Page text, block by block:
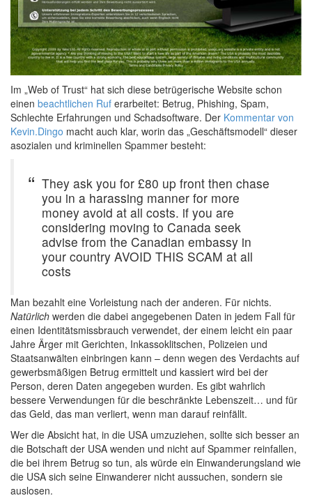
Im „Web of Trust“ hat sich diese betrügerische Website schon
einen beachtlichen Ruf erarbeitet: Betrug, Phishing, Spam,
Schlechte Erfahrungen und Schadsoftware. Der Kommentar von
Kevin.Dingo macht auch klar, worin das „Geschäftsmodell“ dieser
asozialen und kriminellen Spammer besteht:
They ask you for £80 up front then chase
you in a harassing manner for more
money avoid at all costs. if you are
considering moving to Canada seek
advise from the Canadian embassy in
your country AVOID THIS SCAM at all
costs
Man bezahlt eine Vorleistung nach der anderen. Für nichts.
Natürlich werden die dabei angegebenen Daten in jedem Fall für
einen Identitätsmissbrauch verwendet, der einem leicht ein paar
Jahre Ärger mit Gerichten, Inkassoklitschen, Polizeien und
Staatsanwälten einbringen kann – denn wegen des Verdachts auf
gewerbsmäßigen Betrug ermittelt und kassiert wird bei der
Person, deren Daten angegeben wurden. Es gibt wahrlich
bessere Verwendungen für die beschränkte Lebenszeit… und für
das Geld, das man verliert, wenn man darauf reinfällt.
Wer die Absicht hat, in die USA umzuziehen, sollte sich besser an
die Botschaft der USA wenden und nicht auf Spammer reinfallen,
die bei ihrem Betrug so tun, als würde ein Einwanderungsland wie
die USA sich seine Einwanderer nicht aussuchen, sondern sie
auslosen.